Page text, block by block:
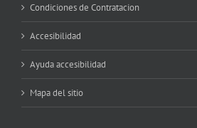
Condiciones de Contratacion
Accesibilidad
Ayuda accesibilidad
Mapa del sitio